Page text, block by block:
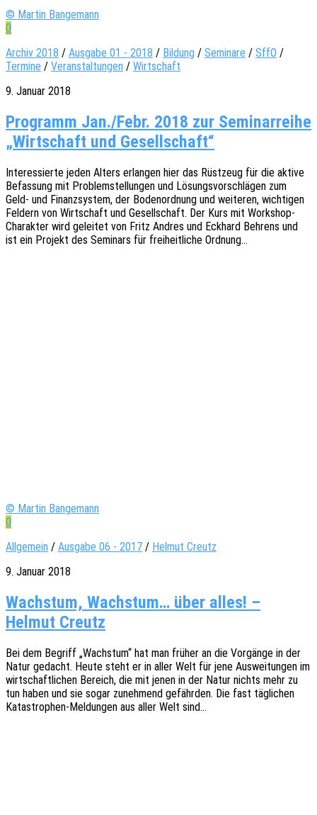
© Martin Bangemann
0
Archiv 2018 / Ausgabe 01 - 2018 / Bildung / Seminare / SffO /
Termine / Veranstaltungen / Wirtschaft
9. Januar 2018
Programm Jan./Febr. 2018 zur Seminarreihe
„Wirtschaft und Gesellschaft“
Inter­es­sier­te jeden Alters erlan­gen hier das Rüst­zeug für die aktive
Befas­sung mit Problem­stel­lun­gen und Lösungs­vor­schlä­gen zum
Geld- und Finanz­sys­tem, der Boden­ord­nung und weite­ren, wich­ti­gen
Feldern von Wirt­schaft und Gesell­schaft. Der Kurs mit Work­­shop-
Charak­­ter wird gelei­tet von Fritz Andres und Eckhard Behrens und
ist ein Projekt des Semi­nars für frei­heit­li­che Ordnung…
© Martin Bangemann
0
Allgemein / Ausgabe 06 - 2017 / Helmut Creutz
9. Januar 2018
Wachstum, Wachstum… über alles! –
Helmut Creutz
Bei dem Begriff „Wachs­tum“ hat man früher an die Vorgän­ge in der
Natur gedacht. Heute steht er in aller Welt für jene Auswei­tun­gen im
wirt­schaft­li­chen Bereich, die mit jenen in der Natur nichts mehr zu
tun haben und sie sogar zuneh­mend gefähr­den. Die fast tägli­chen
Kata­s­tro­­phen-Meldun­­gen aus aller Welt sind…